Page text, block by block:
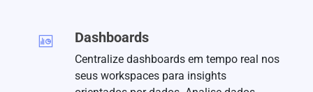
Dashboards
Centralize dashboards em tempo real nos
seus workspaces para insights